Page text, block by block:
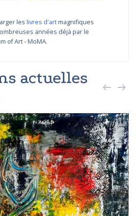
les livres d'artmagnifiques
années déjà par le
of Art - MoMA.
actuelles